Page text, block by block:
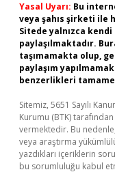
Yasal Uyarı: Bu
veya şahıs şirketi ile
Sitede yalnızca kendi
paylaşılmaktadır.
taşımamakta olup,
paylaşım
benzerlikleri
Sitemiz, 5651 Sayılı
Kurumu (BTK)
vermektedir. Bu
veya araştırma
yazdıkları içeriklerin
bu sorumluluğu kabul